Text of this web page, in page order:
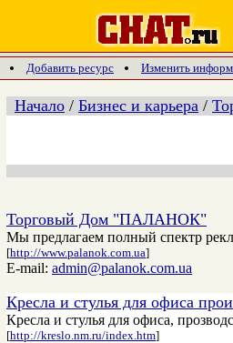
Добавить ресурс Изменить
Начало / Бизнес и карьера /
Торговый Дом "ПАЛАНОК"
Мы предлагаем полный спектр
[http://www.palanok.com.ua]
E-mail: admin@palanok.com.ua
Кресла и стулья для офиса
Кресла и стулья для офиса,
[http://kreslo.nm.ru/index.htm]